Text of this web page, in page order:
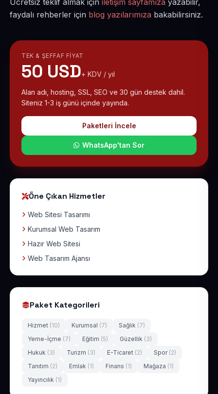
Ücretsiz teklif almak için iletişim sayfamıza yazabilir,
faydalı rehberler için blog yazılarımıza bakabilirsiniz.
TEK & ŞEFFAF FIYAT
50 USD+ KDV / yıl
Alan adı, hosting, SSL, SEO ve 30 gün destek dahil.
Siteniz 1-3 iş günü içinde yayında.
Paketleri İncele
WhatsApp'tan Sor
Öne Çıkan Hizmetler
Web Sitesi Tasarımı
Kurumsal Web Tasarım
Hazır Web Sitesi
Web Tasarım Ajansı
Paket Kategorileri
Hizmet (10) Kurumsal (7) Sağlık (7)
Yeme-İçme (7) Eğitim (5) Güzellik (3)
Hukuk (3) Turizm (3) E-Ticaret (2) Spor (2)
Tanıtım (2) Emlak (1) Finans (1) Mağaza (1)
Yayıncılık (1)